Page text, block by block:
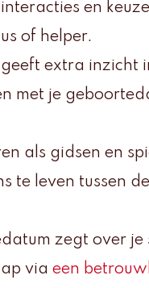
en
of helper.
geeft extra inzicht
met je
als gidsen en
te leven tussen
zegt over je
via een